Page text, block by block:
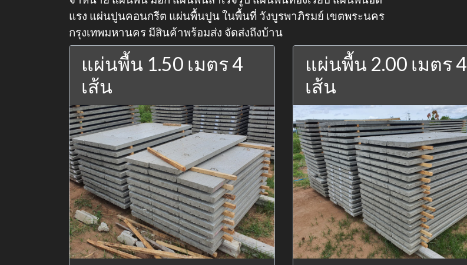
แรง แผ่นปูนคอนกรีต แผ่นพื้นปูน ในพื้นที่ วังบูรพาภิรมย์ เขตพระนคร
กรุงเทพมหานคร มีสินค้าพร้อมส่ง จัดส่งถึงบ้าน
แผ่นพื้น 1.50 เมตร 4
เส้น
แผ่นพื้น 2.00 เมตร 4
เส้น